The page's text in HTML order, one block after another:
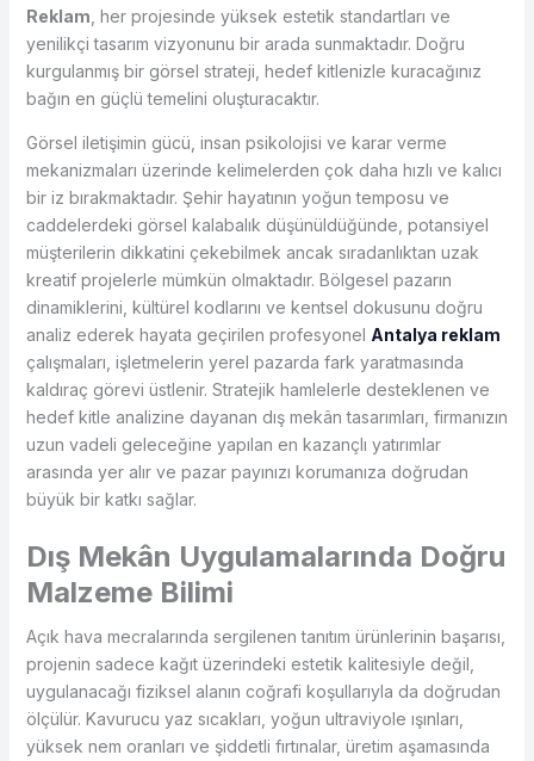
Reklam , her projesinde yüksek estetik standartları ve
yenilikçi tasarım vizyonunu bir arada sunmaktadır. Doğru
kurgulanmış bir görsel strateji, hedef kitlenizle kuracağınız
bağın en güçlü temelini oluşturacaktır.
Görsel iletişimin gücü, insan psikolojisi ve karar verme
mekanizmaları üzerinde kelimelerden çok daha hızlı ve kalıcı
bir iz bırakmaktadır. Şehir hayatının yoğun temposu ve
caddelerdeki görsel kalabalık düşünüldüğünde, potansiyel
müşterilerin dikkatini çekebilmek ancak sıradanlıktan uzak
kreatif projelerle mümkün olmaktadır. Bölgesel pazarın
dinamiklerini, kültürel kodlarını ve kentsel dokusunu doğru
analiz ederek hayata geçirilen profesyonel Antalya reklam
çalışmaları, işletmelerin yerel pazarda fark yaratmasında
kaldıraç görevi üstlenir. Stratejik hamlelerle desteklenen ve
hedef kitle analizine dayanan dış mekân tasarımları, firmanızın
uzun vadeli geleceğine yapılan en kazançlı yatırımlar
arasında yer alır ve pazar payınızı korumanıza doğrudan
büyük bir katkı sağlar.
Dış Mekân Uygulamalarında Doğru
Malzeme Bilimi
Açık hava mecralarında sergilenen tanıtım ürünlerinin başarısı,
projenin sadece kağıt üzerindeki estetik kalitesiyle değil,
uygulanacağı fiziksel alanın coğrafi koşullarıyla da doğrudan
ölçülür. Kavurucu yaz sıcakları, yoğun ultraviyole ışınları,
yüksek nem oranları ve şiddetli fırtınalar, üretim aşamasında